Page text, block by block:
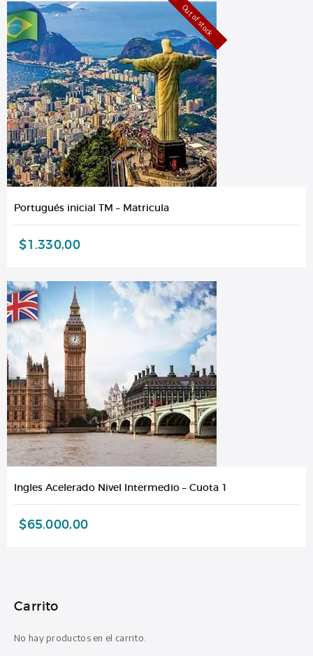
Out of stock
Portugués inicial TM – Matricula
$1.330,00
Ingles Acelerado Nivel Intermedio – Cuota 1
$65.000,00
Carrito
No hay productos en el carrito.